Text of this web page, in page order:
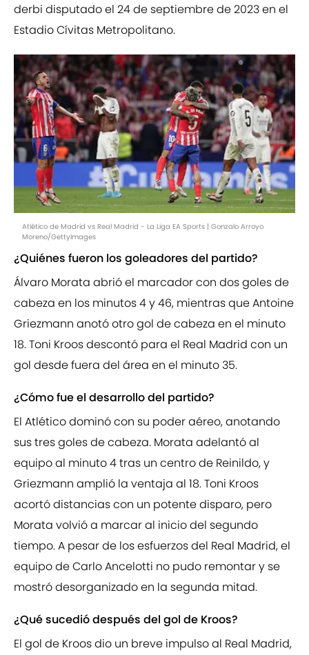
derbi disputado el 24 de septiembre de 2023 en el
Estadio Cívitas Metropolitano.
Atlético de Madrid vs Real Madrid - La Liga EA Sports | Gonzalo Arroyo
Moreno/GettyImages
¿Quiénes fueron los goleadores del partido?
Álvaro Morata abrió el marcador con dos goles de
cabeza en los minutos 4 y 46, mientras que Antoine
Griezmann anotó otro gol de cabeza en el minuto
18. Toni Kroos descontó para el Real Madrid con un
gol desde fuera del área en el minuto 35.
¿Cómo fue el desarrollo del partido?
El Atlético dominó con su poder aéreo, anotando
sus tres goles de cabeza. Morata adelantó al
equipo al minuto 4 tras un centro de Reinildo, y
Griezmann amplió la ventaja al 18. Toni Kroos
acortó distancias con un potente disparo, pero
Morata volvió a marcar al inicio del segundo
tiempo. A pesar de los esfuerzos del Real Madrid, el
equipo de Carlo Ancelotti no pudo remontar y se
mostró desorganizado en la segunda mitad.
¿Qué sucedió después del gol de Kroos?
El gol de Kroos dio un breve impulso al Real Madrid,